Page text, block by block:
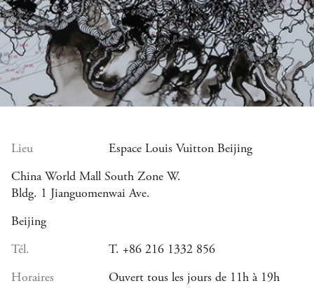
Lieu
Espace Louis Vuitton Beijing
China World Mall South Zone W.
Bldg. 1 Jianguomenwai Ave.
Beijing
Tél.
T. +86 216 1332 856
Horaires
Ouvert tous les jours de 11h à 19h